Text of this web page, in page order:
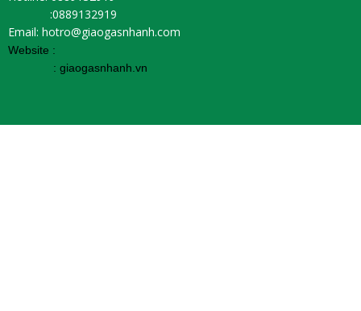
:0889132919
Email: hotro@giaogasnhanh.com
Website :
: giaogasnhanh.vn